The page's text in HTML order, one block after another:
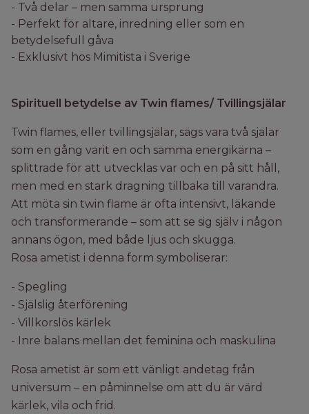
- Två delar – men samma ursprung
- Perfekt för altare, inredning eller som en
betydelsefull gåva
- Exklusivt hos Mimitista i Sverige
Spirituell betydelse av Twin flames/ Tvillingsjälar
Twin flames, eller tvillingsjälar, sägs vara två själar
som en gång varit en och samma energikärna –
splittrade för att utvecklas var och en på sitt håll,
men med en stark dragning tillbaka till varandra.
Att möta sin twin flame är ofta intensivt, läkande
och transformerande – som att se sig själv i någon
annans ögon, med både ljus och skugga.
Rosa ametist i denna form symboliserar:
- Spegling
- Själslig återförening
- Villkorslös kärlek
- Inre balans mellan det feminina och maskulina
Rosa ametist är som ett vänligt andetag från
universum – en påminnelse om att du är värd
kärlek, vila och frid.